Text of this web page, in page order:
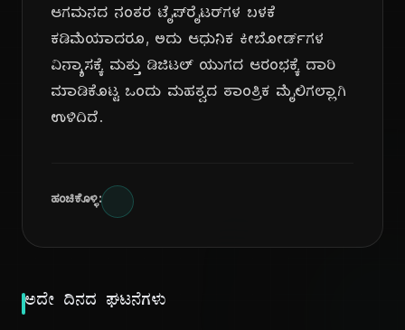
ಆಗಮನದ ನಂತರ ಟೈಪ್‌ರೈಟರ್‌ಗಳ ಬಳಕೆ
ಕಡಿಮೆಯಾದರೂ, ಅದು ಆಧುನಿಕ ಕೀಬೋರ್ಡ್‌ಗಳ
ವಿನ್ಯಾಸಕ್ಕೆ ಮತ್ತು ಡಿಜಿಟಲ್ ಯುಗದ ಆರಂಭಕ್ಕೆ ದಾರಿ
ಮಾಡಿಕೊಟ್ಟ ಒಂದು ಮಹತ್ವದ ತಾಂತ್ರಿಕ ಮೈಲಿಗಲ್ಲಾಗಿ
ಉಳಿದಿದೆ.
ಹಂಚಿಕೊಳ್ಳಿ:
ಅದೇ ದಿನದ ಘಟನೆಗಳು